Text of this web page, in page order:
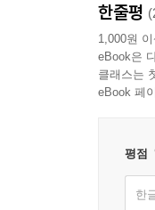
한줄평
1,000원
eBook은
클래스는
eBook 페
평점
한